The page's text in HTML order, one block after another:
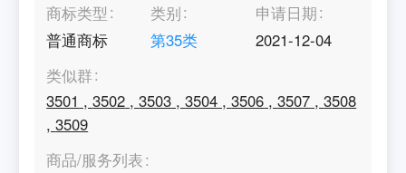
商标类型
普通商标
类别
第35类
申请日期
2021-12-04
类似群
3501 ,3502 ,3503 ,3504 ,3506 ,3507 ,3508
,3509
商品/服务列表